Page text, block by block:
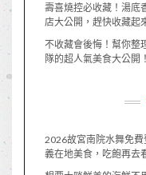
壽喜燒控必收藏！湯底
店大公開，趕快收藏起
不收藏會後悔！幫你整
隊的超人氣美食大公開！
2026故宮南院水舞免
義在地美食，吃飽再去